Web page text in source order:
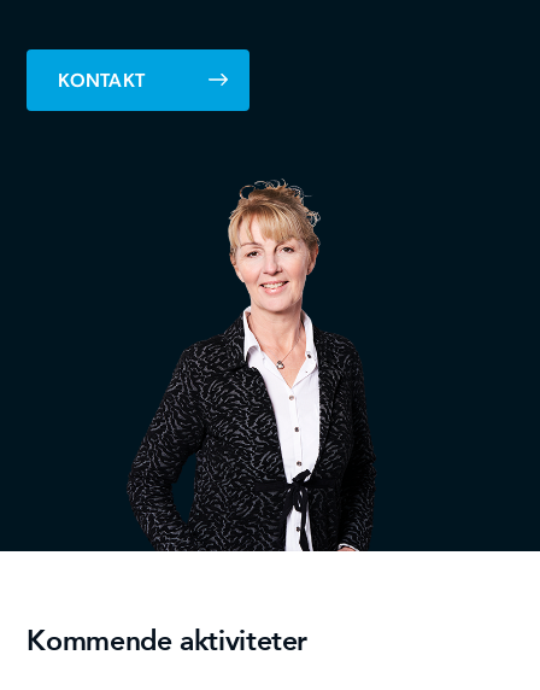
KONTAKT
Kommende aktiviteter